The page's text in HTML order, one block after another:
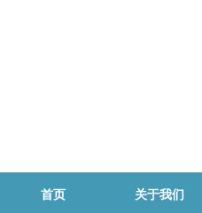
首页 关于我们